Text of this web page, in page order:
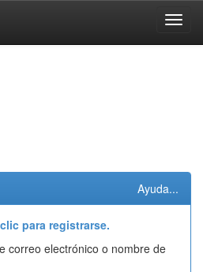
Ayuda...
para registrarse.
correo electrónico o nombre de